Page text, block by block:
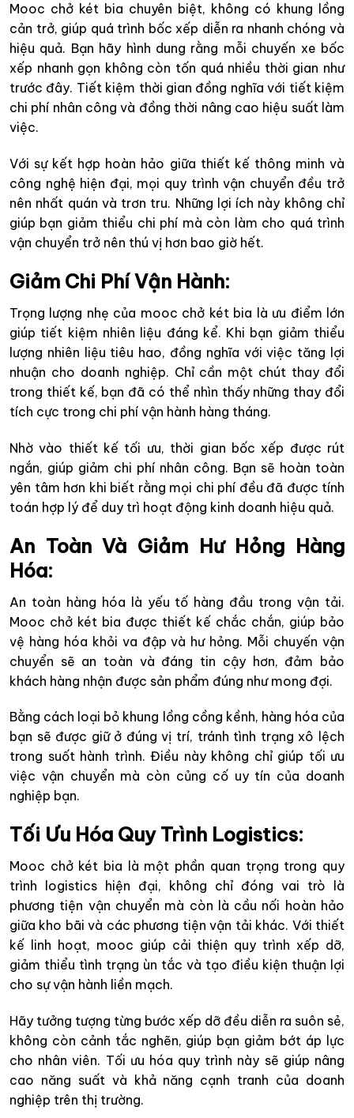
Mooc chở két bia chuyên biệt, không có khung lồng
cản trở, giúp quá trình bốc xếp diễn ra nhanh chóng và
hiệu quả. Bạn hãy hình dung rằng mỗi chuyến xe bốc
xếp nhanh gọn không còn tốn quá nhiều thời gian như
trước đây. Tiết kiệm thời gian đồng nghĩa với tiết kiệm
chi phí nhân công và đồng thời nâng cao hiệu suất làm
việc.
Với sự kết hợp hoàn hảo giữa thiết kế thông minh và
công nghệ hiện đại, mọi quy trình vận chuyển đều trở
nên nhất quán và trơn tru. Những lợi ích này không chỉ
giúp bạn giảm thiểu chi phí mà còn làm cho quá trình
vận chuyển trở nên thú vị hơn bao giờ hết.
Giảm Chi Phí Vận Hành:
Trọng lượng nhẹ của mooc chở két bia là ưu điểm lớn
giúp tiết kiệm nhiên liệu đáng kể. Khi bạn giảm thiểu
lượng nhiên liệu tiêu hao, đồng nghĩa với việc tăng lợi
nhuận cho doanh nghiệp. Chỉ cần một chút thay đổi
trong thiết kế, bạn đã có thể nhìn thấy những thay đổi
tích cực trong chi phí vận hành hàng tháng.
Nhờ vào thiết kế tối ưu, thời gian bốc xếp được rút
ngắn, giúp giảm chi phí nhân công. Bạn sẽ hoàn toàn
yên tâm hơn khi biết rằng mọi chi phí đều đã được tính
toán hợp lý để duy trì hoạt động kinh doanh hiệu quả.
An Toàn Và Giảm Hư Hỏng Hàng
Hóa:
An toàn hàng hóa là yếu tố hàng đầu trong vận tải.
Mooc chở két bia được thiết kế chắc chắn, giúp bảo
vệ hàng hóa khỏi va đập và hư hỏng. Mỗi chuyến vận
chuyển sẽ an toàn và đáng tin cậy hơn, đảm bảo
khách hàng nhận được sản phẩm đúng như mong đợi.
Bằng cách loại bỏ khung lồng cồng kềnh, hàng hóa của
bạn sẽ được giữ ở đúng vị trí, tránh tình trạng xô lệch
trong suốt hành trình. Điều này không chỉ giúp tối ưu
việc vận chuyển mà còn củng cố uy tín của doanh
nghiệp bạn.
Tối Ưu Hóa Quy Trình Logistics:
Mooc chở két bia là một phần quan trọng trong quy
trình logistics hiện đại, không chỉ đóng vai trò là
phương tiện vận chuyển mà còn là cầu nối hoàn hảo
giữa kho bãi và các phương tiện vận tải khác. Với thiết
kế linh hoạt, mooc giúp cải thiện quy trình xếp dỡ,
giảm thiểu tình trạng ùn tắc và tạo điều kiện thuận lợi
cho sự vận hành liền mạch.
Hãy tưởng tượng từng bước xếp dỡ đều diễn ra suôn sẻ,
không còn cảnh tắc nghẽn, giúp bạn giảm bớt áp lực
cho nhân viên. Tối ưu hóa quy trình này sẽ giúp nâng
cao năng suất và khả năng cạnh tranh của doanh
nghiệp trên thị trường.